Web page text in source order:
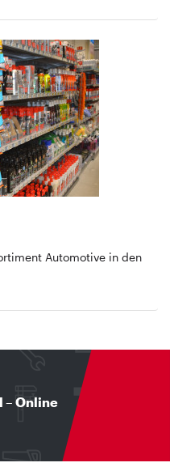
Automotive in den
– Online